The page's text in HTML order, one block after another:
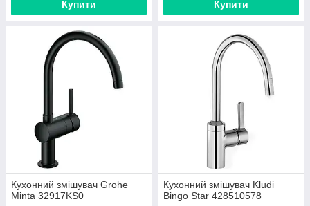
Купити Купити
Кухонний змішувач Grohe
Minta 32917KS0
Кухонний змішувач Kludi
Bingo Star 428510578